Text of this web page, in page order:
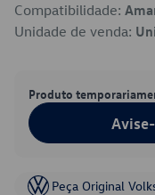
Compatibilidade:
Unidade de venda:
Produto
Peça Original